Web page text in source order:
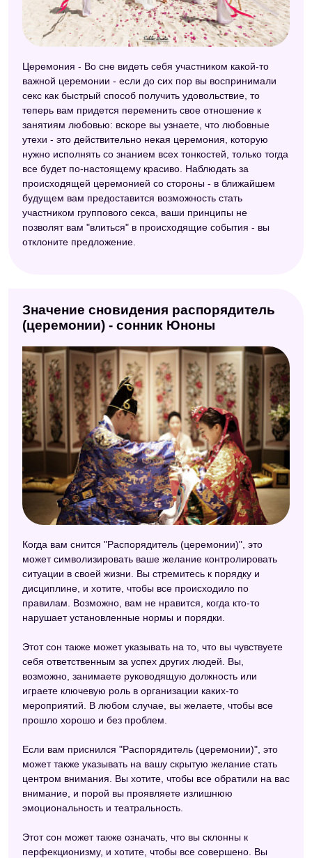
Эзотерический сонник
Сонник Роммеля
Сонник Симеона Прозорова
Сонник Хассе
Сонник 2012
Сонник Кананита
Китайский сонник
Церемония - Во сне видеть себя участником какой-то
важной церемонии - если до сих пор вы воспринимали
секс как быстрый способ получить удовольствие, то
теперь вам придется переменить свое отношение к
занятиям любовью: вскоре вы узнаете, что любовные
утехи - это действительно некая церемония, которую
нужно исполнять со знанием всех тонкостей, только тогда
все будет по-настоящему красиво. Наблюдать за
происходящей церемонией со стороны - в ближайшем
будущем вам предоставится возможность стать
участником группового секса, ваши принципы не
позволят вам "влиться" в происходящие события - вы
отклоните предложение.
Значение сновидения распорядитель
(церемонии) - сонник Юноны
Когда вам снится "Распорядитель (церемонии)", это
может символизировать ваше желание контролировать
ситуации в своей жизни. Вы стремитесь к порядку и
дисциплине, и хотите, чтобы все происходило по
правилам. Возможно, вам не нравится, когда кто-то
нарушает установленные нормы и порядки.
Этот сон также может указывать на то, что вы чувствуете
себя ответственным за успех других людей. Вы,
возможно, занимаете руководящую должность или
играете ключевую роль в организации каких-то
мероприятий. В любом случае, вы желаете, чтобы все
прошло хорошо и без проблем.
Если вам приснился "Распорядитель (церемонии)", это
может также указывать на вашу скрытую желание стать
центром внимания. Вы хотите, чтобы все обратили на вас
внимание, и порой вы проявляете излишнюю
эмоциональность и театральность.
Этот сон может также означать, что вы склонны к
перфекционизму, и хотите, чтобы все совершено. Вы